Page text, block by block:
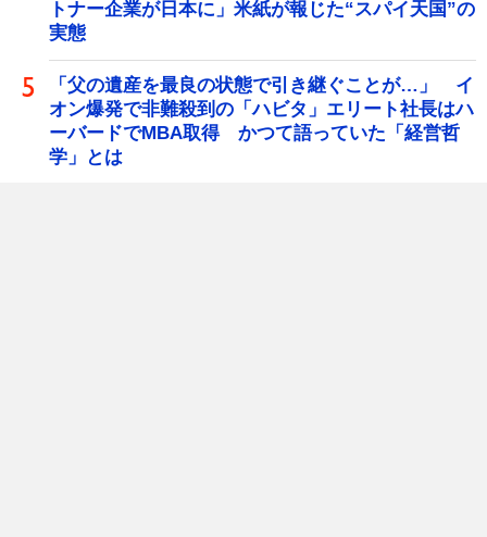
トナー企業が日本に」米紙が報じた“スパイ天国”の
実態
「父の遺産を最良の状態で引き継ぐことが…」 イ
オン爆発で非難殺到の「ハビタ」エリート社長はハ
ーバードでMBA取得 かつて語っていた「経営哲
学」とは